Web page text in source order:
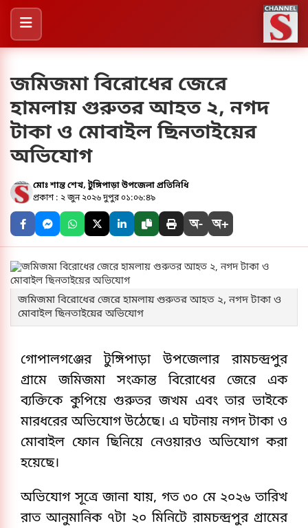
জমিজমা বিরোধের জেরে
হামলায় গুরুতর আহত ২, নগদ
টাকা ও মোবাইল ছিনতাইয়ের
অভিযোগ
মোঃ শান্ত শেখ, টুঙ্গিপাড়া উপজেলা প্রতিনিধি
প্রকাশ : ২ জুন ২০২৬ দুপুর ০১:০৬:৪৯
অ- অ+
জমিজমা বিরোধের জেরে হামলায় গুরুতর আহত ২, নগদ টাকা ও
মোবাইল ছিনতাইয়ের অভিযোগ
গোপালগঞ্জের টুঙ্গিপাড়া উপজেলার রামচন্দ্রপুর
গ্রামে জমিজমা সংক্রান্ত বিরোধের জেরে এক
ব্যক্তিকে কুপিয়ে গুরুতর জখম এবং তার ভাইকে
মারধরের অভিযোগ উঠেছে। এ ঘটনায় নগদ টাকা ও
মোবাইল ফোন ছিনিয়ে নেওয়ারও অভিযোগ করা
হয়েছে।
অভিযোগ সূত্রে জানা যায়, গত ৩০ মে ২০২৬ তারিখ
রাত আনুমানিক ৭টা ২০ মিনিটে রামচন্দ্রপুর গ্রামের